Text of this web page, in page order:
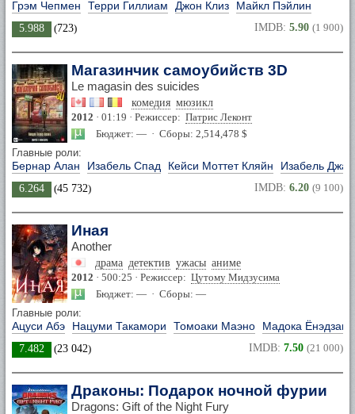
Грэм Чепмен Терри Гиллиам Джон Клиз Майкл Пэйлин
5.988 (723) IMDB: 5.90 (1 900)
Магазинчик самоубийств 3D
Le magasin des suicides
комедия мюзикл
2012 · 01:19 · Режиссер: Патрис Леконт
Бюджет: — · Сборы: 2,514,478 $
Главные роли:
Бернар Алан Изабель Спад Кейси Моттет Кляйн Изабель
6.264 (45 732) IMDB: 6.20 (9 100)
Иная
Another
драма детектив ужасы аниме
2012 · 500:25 · Режиссер: Цутому Мидзусима
Бюджет: — · Сборы: —
Главные роли:
Ацуси Абэ Нацуми Такамори Томоаки Маэно Мадока Ёнэдзава
7.482 (23 042) IMDB: 7.50 (21 000)
Драконы: Подарок ночной фурии
Dragons: Gift of the Night Fury